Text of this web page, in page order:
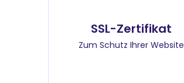
SSL-Zertifikat
Zum Schutz Ihrer Website